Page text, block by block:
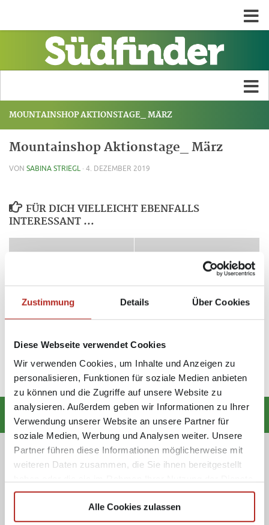
Zustimmung Details Über Cookies
Diese Webseite verwendet Cookies
Wir verwenden Cookies, um Inhalte und Anzeigen zu
personalisieren, Funktionen für soziale Medien anbieten
zu können und die Zugriffe auf unsere Website zu
analysieren. Außerdem geben wir Informationen zu Ihrer
Verwendung unserer Website an unsere Partner für
soziale Medien, Werbung und Analysen weiter. Unsere
Partner führen diese Informationen möglicherweise mit
weiteren Daten zusammen, die Sie ihnen bereitgestellt
gesammelt haben.
Alle Cookies zulassen
MOUNTAINSHOP AKTIONSTAGE_ MÄRZ
Mountainshop Aktionstage_ März
VON SABINA STRIEGL · 4. DEZEMBER 2019
FÜR DICH VIELLEICHT EBENFALLS
INTERESSANT …
Media Markt FN –
Magische
Folge uns!